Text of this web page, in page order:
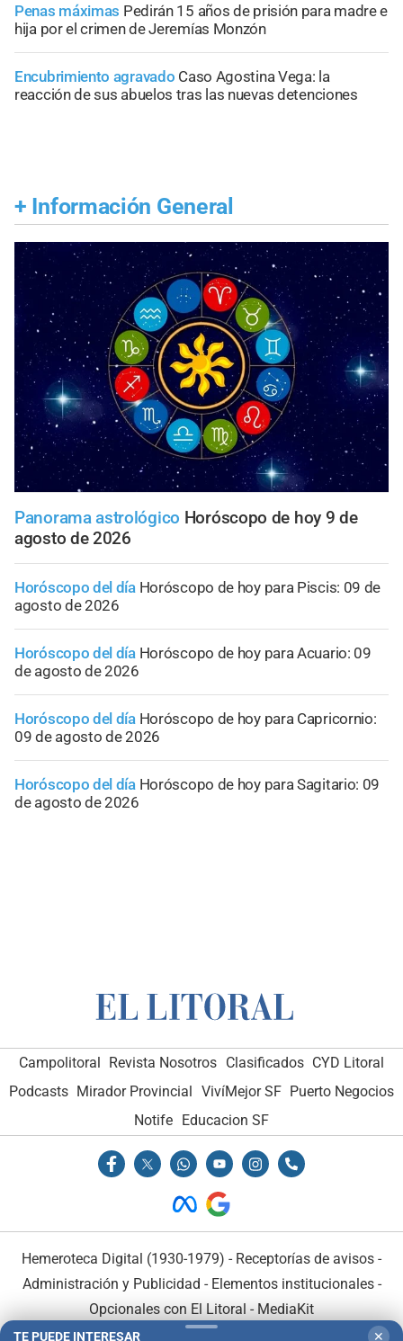
Penas máximas Pedirán 15 años de prisión para madre e
hija por el crimen de Jeremías Monzón
Encubrimiento agravado Caso Agostina Vega: la
reacción de sus abuelos tras las nuevas detenciones
+ Información General
Panorama astrológico Horóscopo de hoy 9 de
agosto de 2026
Horóscopo del día Horóscopo de hoy para Piscis: 09 de
agosto de 2026
Horóscopo del día Horóscopo de hoy para Acuario: 09
de agosto de 2026
Horóscopo del día Horóscopo de hoy para Capricornio:
09 de agosto de 2026
Horóscopo del día Horóscopo de hoy para Sagitario: 09
de agosto de 2026
Campolitoral Revista Nosotros Clasificados CYD Litoral
Podcasts Mirador Provincial VivíMejor SF Puerto Negocios
Notife Educacion SF
Hemeroteca Digital (1930-1979) - Receptorías de avisos -
Administración y Publicidad - Elementos institucionales-
Opcionales con El Litoral - MediaKit
TE PUEDE INTERESAR ✕